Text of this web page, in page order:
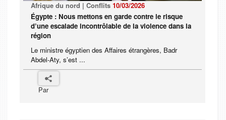
Afrique du nord | Conflits 10/03/2026
Égypte : Nous mettons en garde contre le risque
d’une escalade incontrôlable de la violence dans la
région
Le ministre égyptien des Affaires étrangères, Badr
Abdel-Aty, s’est ...
Par